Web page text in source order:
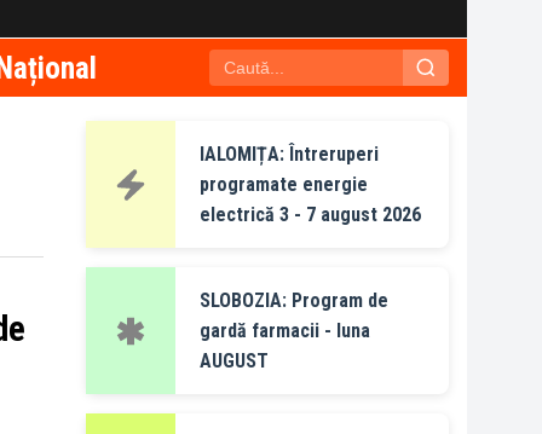
IALOMIȚA: Întreruperi
programate energie
electrică 3 - 7 august 2026
SLOBOZIA: Program de
gardă farmacii - luna
AUGUST